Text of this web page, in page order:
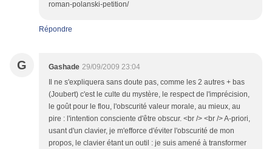
roman-polanski-petition/
Répondre
G Gashade 29/09/2009 23:04
Il ne s'expliquera sans doute pas, comme les 2 autres + bas
(Joubert) c'est le culte du mystère, le respect de l'imprécision,
le goût pour le flou, l'obscurité valeur morale, au mieux, au
pire : l'intention consciente d'être obscur. <br /> <br /> A-priori,
usant d'un clavier, je m'efforce d'éviter l'obscurité de mon
propos, le clavier étant un outil : je suis amené à transformer